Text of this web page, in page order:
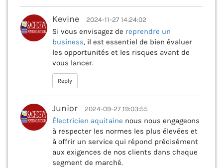
Kevine 2024-11-27 14:24:02
Si vous envisagez de reprendre un
business, il est essentiel de bien évaluer
les opportunités et les risques avant de
vous lancer.
Reply
Junior 2024-09-27 19:03:55
Électricien aquitaine nous nous engageons
à respecter les normes les plus élevées et
à offrir un service qui répond précisément
aux exigences de nos clients dans chaque
segment de marché.